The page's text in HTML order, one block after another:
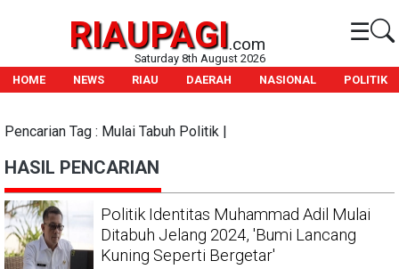
RIAUPAGI.com ☰
Saturday 8th August 2026
HOME
NEWS RIAU DAERAH NASIONAL POLITIK
Pencarian Tag : Mulai Tabuh Politik |
HASIL PENCARIAN
Politik Identitas Muhammad Adil Mulai
Ditabuh Jelang 2024, 'Bumi Lancang
Kuning Seperti Bergetar'